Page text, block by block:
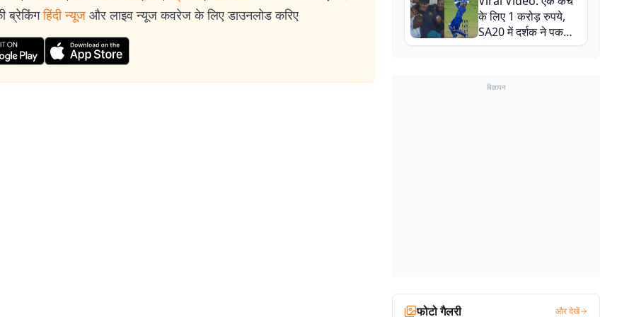
ब्रेकिंग हिंदी न्यूज और लाइव न्यूज कवरेज के लिए डाउनलोड करिए
बाल-बाल बचे
के लिए 1 करोड़ रुपये,
SA20 में दर्शक ने पकड़ा
एक हाथ से गजब का कैच
विज्ञापन
फोटो गैलरी और देखें